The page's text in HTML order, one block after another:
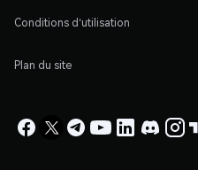
Conditions d'utilisation
Plan du site